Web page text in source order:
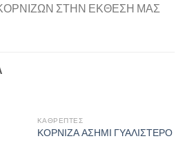
ΣΤΗΝ ΕΚΘΕΣΗ ΜΑΣ
ΚΑΘΡΈΠΤΕΣ
ΚΟΡΝΙΖΑ ΑΣΗΜΙ ΓΥΑΛΙΣΤΕΡΟ